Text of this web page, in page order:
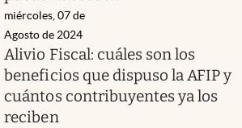
miércoles, 07 de
Agosto de 2024
Alivio Fiscal: cuáles son los
beneficios que dispuso la AFIP y
cuántos contribuyentes ya los
reciben